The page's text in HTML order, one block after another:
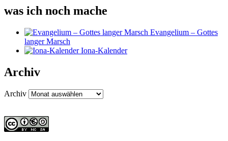
was ich noch mache
Evangelium – Gottes
langer Marsch
Iona-Kalender
Archiv
Archiv